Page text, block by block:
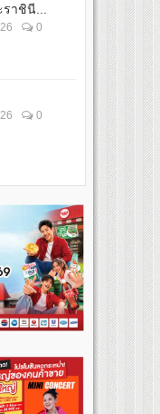
าชินี...
0
0